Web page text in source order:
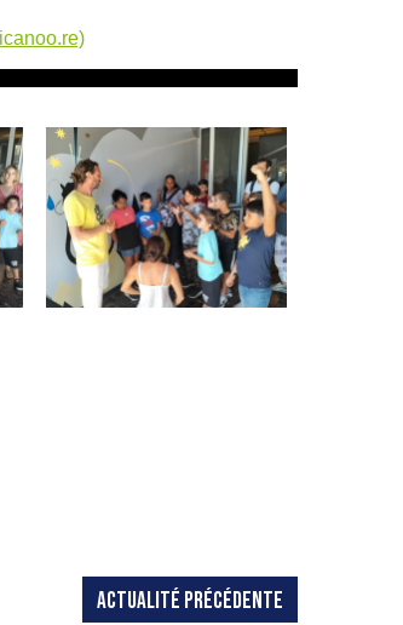
ACTUALITÉ PRÉCÉDENTE